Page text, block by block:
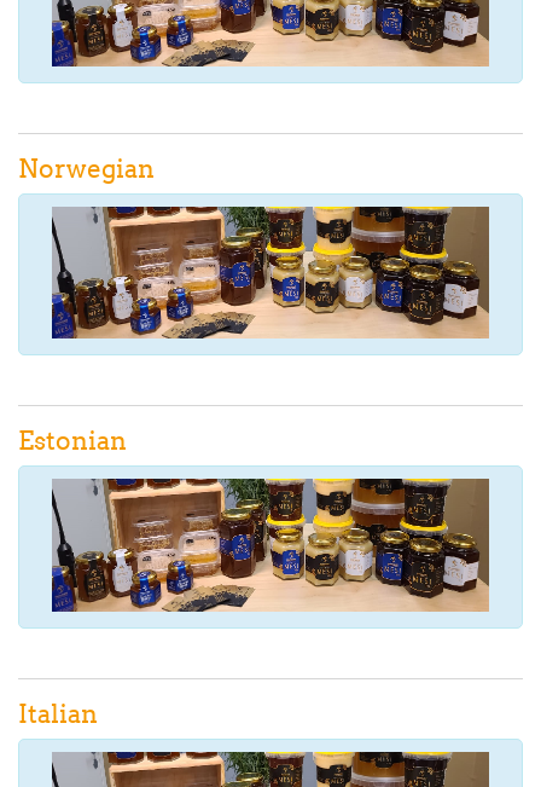
Norwegian
Estonian
Italian